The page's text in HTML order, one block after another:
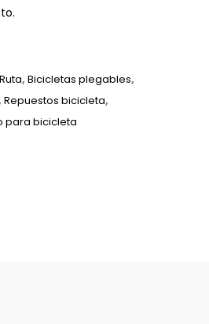
, Bicicletas plegables,
Repuestos bicicleta,
para bicicleta